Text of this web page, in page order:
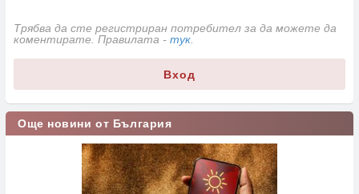
Трябва да сте регистриран потребител за да можете да
коментирате. Правилата - тук
Вход
Още новини от България